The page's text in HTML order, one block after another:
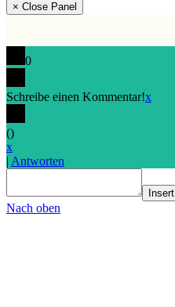
× Close Panel
0
Schreibe einen Kommentar!x
()
x
| Antworten
Insert
Nach oben